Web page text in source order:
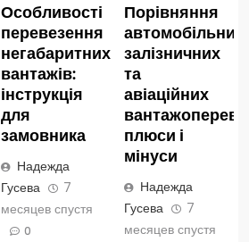
Особливості
перевезення
негабаритних
вантажів:
інструкція
для
замовника
Надежда
Гусева
7
месяцев спустя
0
Порівняння
автомобільних,
залізничних
та
авіаційних
плюси і
мінуси
Надежда
Гусева
7
месяцев спустя